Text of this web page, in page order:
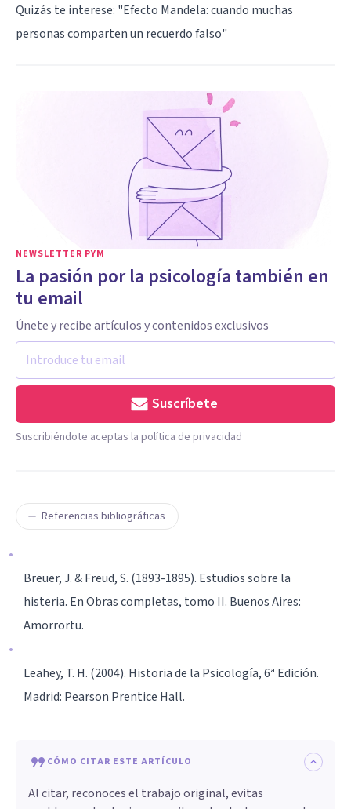
Quizás te interese: "Efecto Mandela: cuando muchas
personas comparten un recuerdo falso"
NEWSLETTER PYM
La pasión por la psicología también en
tu email
Únete y recibe artículos y contenidos exclusivos
Suscríbete
Suscribiéndote aceptas la política de privacidad
Referencias bibliográficas
Breuer, J. & Freud, S. (1893-1895). Estudios sobre la
histeria. En Obras completas, tomo II. Buenos Aires:
Amorrortu.
Leahey, T. H. (2004). Historia de la Psicología, 6ª Edición.
Madrid: Pearson Prentice Hall.
CÓMO CITAR ESTE ARTÍCULO
Al citar, reconoces el trabajo original, evitas